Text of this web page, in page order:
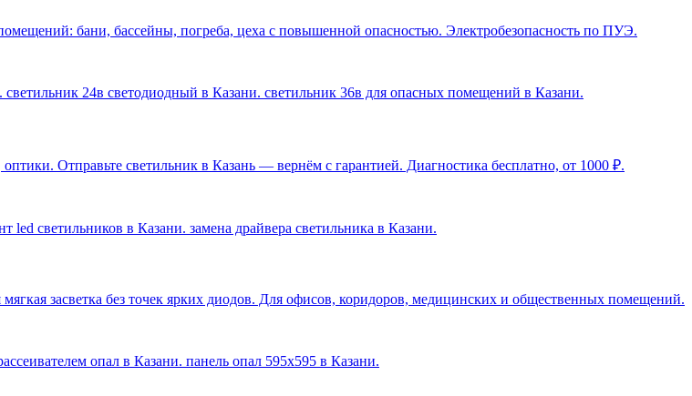
бани, бассейны, погреба, цеха с повышенной опасностью. Электробезопасность по ПУЭ.
24в светодиодный в Казани. светильник 36в для опасных помещений в Казани.
Отправьте светильник в Казань — вернём с гарантией. Диагностика бесплатно, от 1000 ₽.
светильников в Казани. замена драйвера светильника в Казани.
засветка без точек ярких диодов. Для офисов, коридоров, медицинских и общественных помещений.
опал в Казани. панель опал 595х595 в Казани.